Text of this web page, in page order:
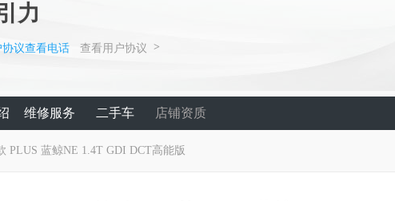
力
协议查看电话 查看用户协议 >
维修服务 二手车 店铺资质
PLUS 蓝鲸NE 1.4T GDI DCT高能版